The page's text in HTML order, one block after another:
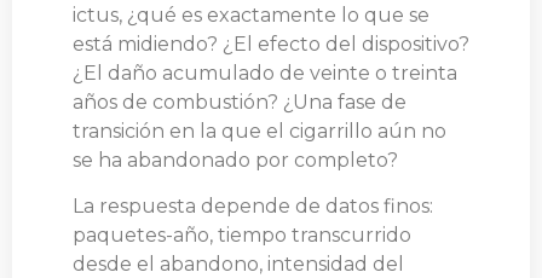
ictus, ¿qué es exactamente lo que se
está midiendo? ¿El efecto del dispositivo?
¿El daño acumulado de veinte o treinta
años de combustión? ¿Una fase de
transición en la que el cigarrillo aún no
se ha abandonado por completo?
La respuesta depende de datos finos:
paquetes-año, tiempo transcurrido
desde el abandono, intensidad del